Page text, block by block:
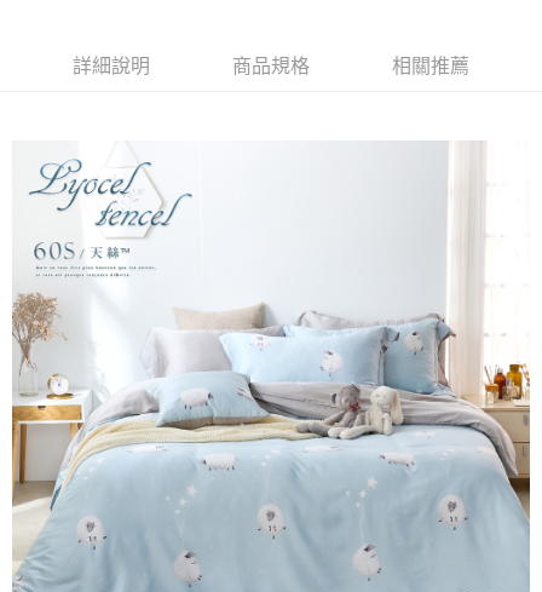
相關說明
2.付款方式選擇「大哥付你分期」，訂單成立後會自動跳轉到大哥付的交易
流程，驗證手機門號後，選擇欲分期的期數、繳款截止日，確認付款後即完
成交易。
3.實際核准額度、可分期數及費用金額請依後續交易確認頁面所載為準。
4.訂單成立30分鐘內，如未前往確認交易或遇審核未通過，訂單將自動取
消。如遇「轉專審核」未通過狀況，表示未達大哥付你分期系統評分，恕無
法說明評估內容。
【繳款方式說明】
1.分期款項不併入電信帳單，「大哥付你分期」於每月結算日後寄送繳費提
醒簡訊。
2.透過簡訊連結打開帳單後，可選擇「超商條碼／台灣大直營門市／銀行轉
帳／街口支付／iPASS MONEY」等通路繳費。
【注意事項】
1.本服務係由「台灣大哥大股份有限公司」（以下簡稱本公司）所提供，讓
用戶於交易時，得透過本服務購買商品或服務，並由商店將買賣／分期付款
買賣價金債權讓與本公司後，依約使用本公司帳單繳交帳款。
2.基於同意付款使用「大哥付你分期」之契約關係目的，商店將以您的個人
資料（包含姓名、電話或地址）提供予台灣大哥大進項蒐集、處理及利用，
由本公司與您本人進行分期帳單所需資料之確認、核對及更正。
3.完整用戶服務條款，請詳閱以下連結：
https://oppay.tw/userRule
【關於「AFTEE先享後付」】
AFTEE先享後付是「在收到商品之後才付款」的支付方式。 讓您購物簡單
便利好安心！
１．簡單：不需註冊會員、不需綁卡、不需儲值。
２．便利：只要手機號碼，簡訊認證，即可結帳。
【「AFTEE先享後付」結帳流程】
１．於結帳方式選擇「AFTEE先享後付」後，將跳轉至「AFTEE先享後付」
結帳頁面，進行簡訊認證並確認金額後，即可完成結帳。
２．訂單成立數日內，您將收到繳費通知簡訊。
３．收到繳費通知簡訊後14天內，點擊此簡訊中的連結，可透過四大超商／
ATM／網路銀行／等多元方式進行付款，方視為交易完成。
※ 請注意：結帳手續完成當下不需立刻繳費，但若您需要取消訂單，請聯絡
購買商品的店家。未經商家同意取消之訂單仍視為有效，需透過AFTEE先享
後付繳納相關費用。
※ 交易是否成功請以「AFTEE先享後付 」之結帳頁面顯示為準，若有關於
是否繳費成功／繳費後需取消欲退款等相關疑問，請聯繫「AFTEE先享後付
客戶支援中心」
https://netprotections.freshdesk.com/support/home
Hami Point
「Hami Point」為中華電信所提供之點數服務，可於會員專區綁定中華電信
會員帳號後，即可在購物車使用 Hami Point 折抵消費金額 (1點等於1元)。
ATM付款
運送方式
全家取貨付款
每筆NT$60，滿NT$999(含以上)免運費
付款後全家取貨
每筆NT$60，滿NT$999(含以上)免運費
7-11取貨付款
每筆NT$60，滿NT$999(含以上)免運費
詳細說明 商品規格 相關推薦